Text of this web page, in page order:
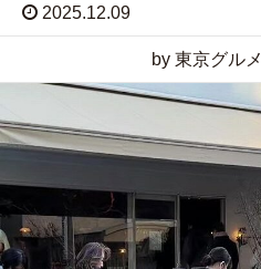
2025.12.09
by 東京グルメ